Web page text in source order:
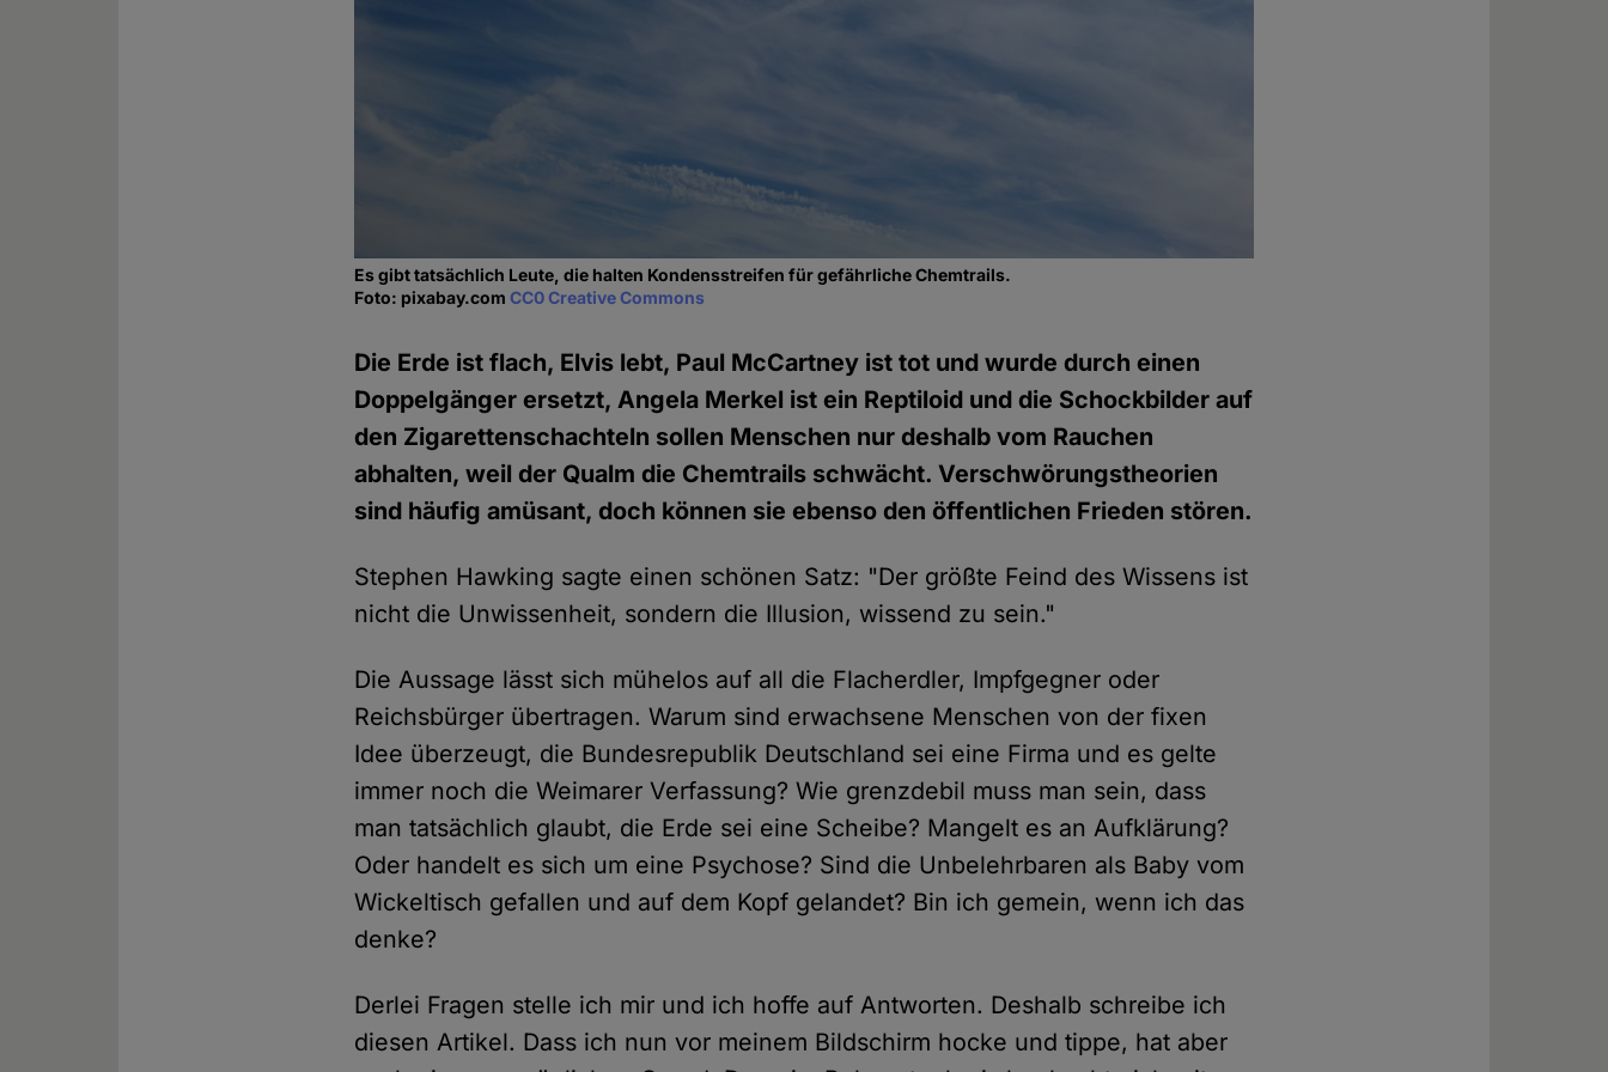
Es gibt tatsächlich Leute, die halten Kondensstreifen für gefährliche Chemtrails.
Foto: pixabay.comCC0 Creative Commons
Die Erde ist flach, Elvis lebt, Paul McCartney ist tot und wurde durch einen
Doppelgänger ersetzt, Angela Merkel ist ein Reptiloid und die Schockbilder auf
den Zigarettenschachteln sollen Menschen nur deshalb vom Rauchen
abhalten, weil der Qualm die Chemtrails schwächt. Verschwörungstheorien
sind häufig amüsant, doch können sie ebenso den öffentlichen Frieden stören.
Stephen Hawking sagte einen schönen Satz: "Der größte Feind des Wissens ist
nicht die Unwissenheit, sondern die Illusion, wissend zu sein."
Die Aussage lässt sich mühelos auf all die Flacherdler, Impfgegner oder
Reichsbürger übertragen. Warum sind erwachsene Menschen von der fixen
Idee überzeugt, die Bundesrepublik Deutschland sei eine Firma und es gelte
immer noch die Weimarer Verfassung? Wie grenzdebil muss man sein, dass
man tatsächlich glaubt, die Erde sei eine Scheibe? Mangelt es an Aufklärung?
Oder handelt es sich um eine Psychose? Sind die Unbelehrbaren als Baby vom
Wickeltisch gefallen und auf dem Kopf gelandet? Bin ich gemein, wenn ich das
denke?
Derlei Fragen stelle ich mir und ich hoffe auf Antworten. Deshalb schreibe ich
diesen Artikel. Dass ich nun vor meinem Bildschirm hocke und tippe, hat aber